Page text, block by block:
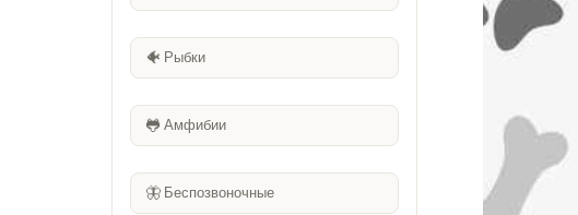
🐠 Рыбки
🐸 Амфибии
🦋 Беспозвоночные